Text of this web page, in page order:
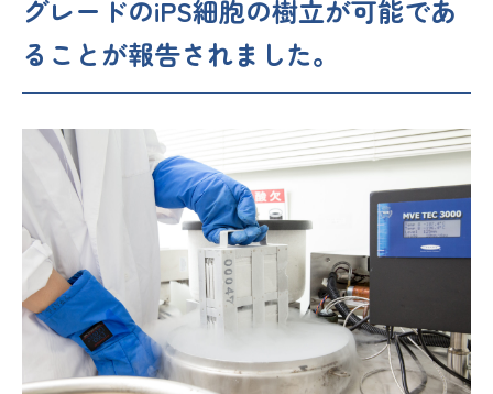
グレードのiPS細胞の樹立が可能であ
ることが報告されました。